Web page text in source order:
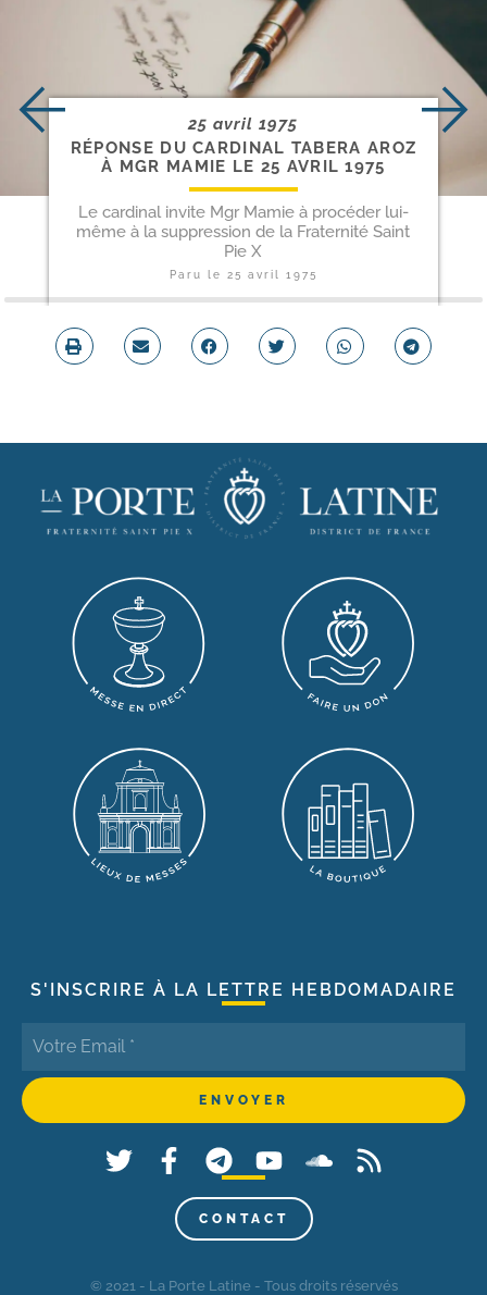
25 avril 1975
RÉPONSE DU CARDINAL TABERA AROZ
À MGR MAMIE LE 25 AVRIL 1975
Le cardinal invite Mgr Mamie à procéder lui-
même à la suppression de la Fraternité Saint
Pie X
Paru le 25 avril 1975
S'INSCRIRE À LA LETTRE HEBDOMADAIRE
CONTACT
© 2021 - La Porte Latine - Tous droits réservés